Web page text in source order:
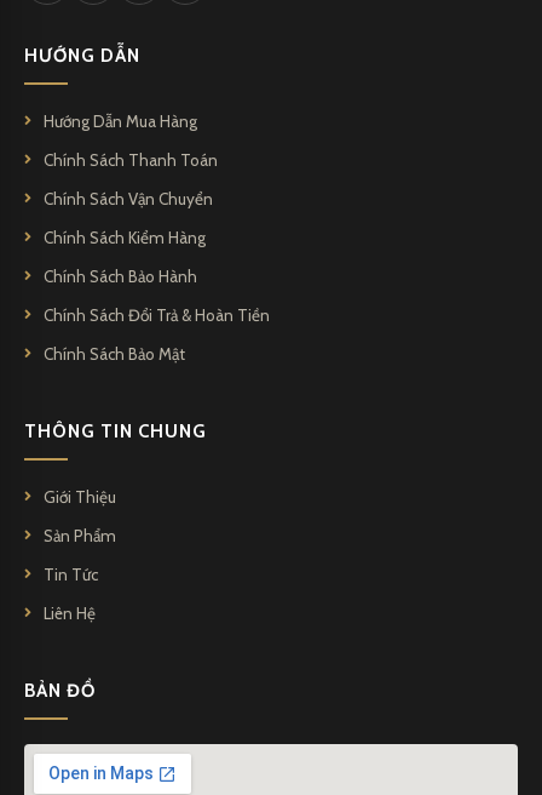
HƯỚNG DẪN
Hướng Dẫn Mua Hàng
Chính Sách Thanh Toán
Chính Sách Vận Chuyển
Chính Sách Kiểm Hàng
Chính Sách Bảo Hành
Chính Sách Đổi Trả & Hoàn Tiền
Chính Sách Bảo Mật
THÔNG TIN CHUNG
Giới Thiệu
Sản Phẩm
Tin Tức
Liên Hệ
BẢN ĐỒ